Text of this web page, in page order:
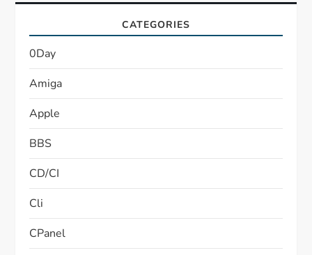
CATEGORIES
0Day
Amiga
Apple
BBS
CD/CI
Cli
CPanel